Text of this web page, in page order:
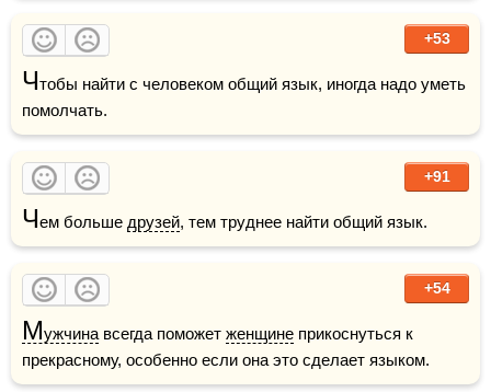
+53
Чтобы найти с человеком общий язык, иногда надо уметь
помолчать.
+91
Чем больше друзей, тем труднее найти общий язык.
+54
Мужчина всегда поможет женщине прикоснуться к
прекрасному, особенно если она это сделает языком.